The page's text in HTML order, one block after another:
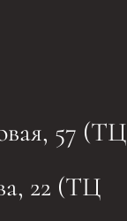
57 (ТЦ
22 (ТЦ